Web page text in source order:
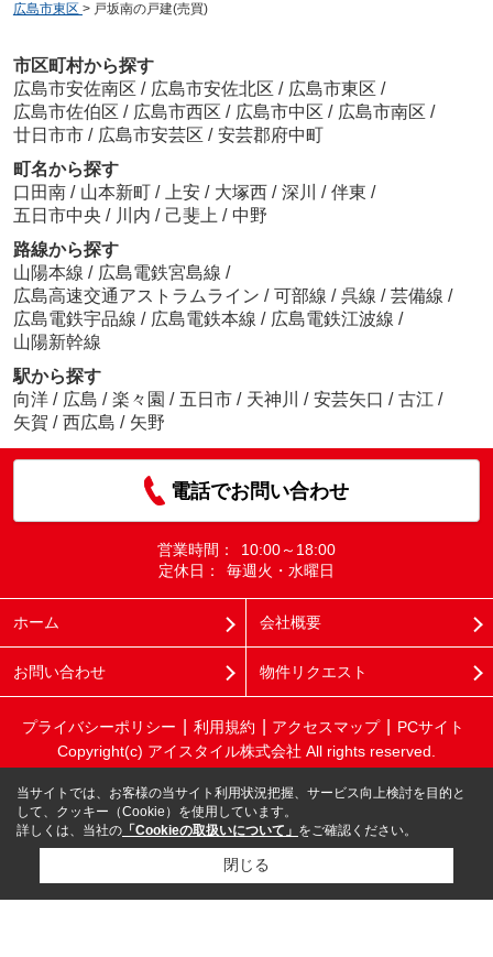
広島市東区 > 戸坂南の戸建(売買)
市区町村から探す
広島市安佐南区 / 広島市安佐北区 / 広島市東区 /
広島市佐伯区 / 広島市西区 / 広島市中区 / 広島市南区 /
廿日市市 / 広島市安芸区 / 安芸郡府中町
町名から探す
口田南 / 山本新町 / 上安 / 大塚西 / 深川 / 伴東 /
五日市中央 / 川内 / 己斐上 / 中野
路線から探す
山陽本線 / 広島電鉄宮島線 /
広島高速交通アストラムライン / 可部線 / 呉線 / 芸備線 /
広島電鉄宇品線 / 広島電鉄本線 / 広島電鉄江波線 /
山陽新幹線
駅から探す
向洋 / 広島 / 楽々園 / 五日市 / 天神川 / 安芸矢口 / 古江 /
矢賀 / 西広島 / 矢野
電話でお問い合わせ
営業時間：
10:00～18:00
定休日：
毎週火・水曜日
ホーム 会社概要
お問い合わせ 物件リクエスト
プライバシーポリシー 利用規約 アクセスマップ
PCサイト
Copyright(c) アイスタイル株式会社 All rights reserved.
当サイトでは、お客様の当サイト利用状況把握、サービス向上検討を目的と
して、クッキー（Cookie）を使用しています。
詳しくは、当社の 「Cookieの取扱いについて」 をご確認ください。
閉じる